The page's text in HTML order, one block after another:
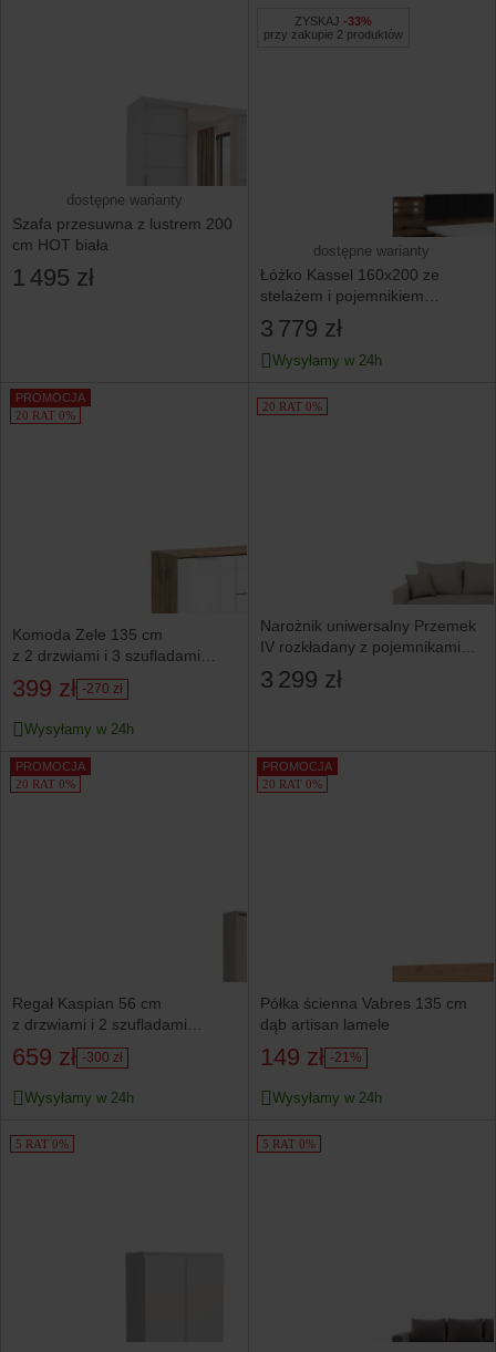
dostępne warianty
Szafa przesuwna z lustrem 200
cm HOT biała
1 495 zł
ZYSKAJ -33%
przy zakupie 2 produktów
dostępne warianty
Łóżko Kassel 160x200 ze
stelażem i pojemnikiem
i 2 szafkami nocnymi
dąb monastery
3 779 zł
Wysyłamy w 24h
PROMOCJA
20 RAT 0%
Komoda Zele 135 cm
z 2 drzwiami i 3 szufladami
dąb wotan/biały połysk
399 zł -270 zł
Wysyłamy w 24h
20 RAT 0%
Narożnik uniwersalny Przemek
IV rozkładany z pojemnikami
beżowy
3 299 zł
PROMOCJA
20 RAT 0%
Regał Kaspian 56 cm
z drzwiami i 2 szufladami
kaszmir
659 zł -300 zł
Wysyłamy w 24h
PROMOCJA
20 RAT 0%
Półka ścienna Vabres 135 cm
dąb artisan lamele
149 zł -21%
Wysyłamy w 24h
5 RAT 0% 5 RAT 0%